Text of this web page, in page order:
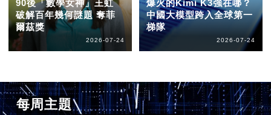
90後「數學女神」王虹
破解百年幾何謎題 奪菲
爾茲獎
2026-07-24
爆火的Kimi K3強在哪？
中國大模型跨入全球第一
梯隊
2026-07-24
每周主題